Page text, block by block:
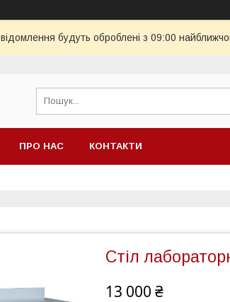
будуть оброблені з 09:00
ПРО НАС КОНТАКТИ
Стіл
13 000 ₴